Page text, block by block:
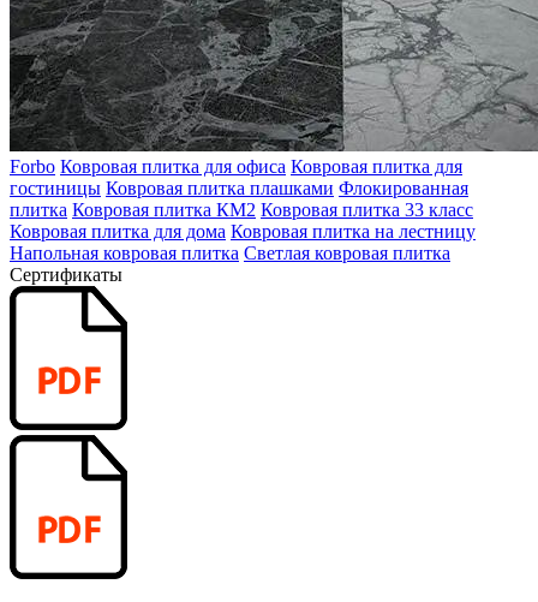
Forbo Ковровая плитка для офиса Ковровая плитка для
гостиницы Ковровая плитка плашками Флокированная
плитка Ковровая плитка КМ2 Ковровая плитка 33 класс
Ковровая плитка для дома Ковровая плитка на лестницу
Напольная ковровая плитка Светлая ковровая плитка
Сертификаты